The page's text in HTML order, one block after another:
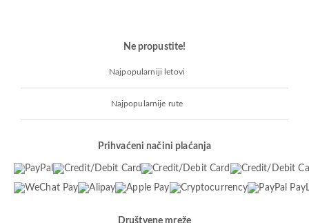
Ne propustite!
Najpopularniji letovi
Najpopularnije rute
Prihvaćeni načini plaćanja
Društvene mreže